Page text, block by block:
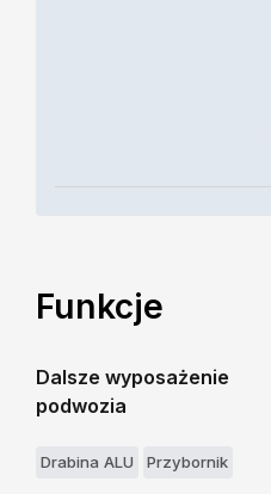
Funkcje
Dalsze wyposażenie
podwozia
Drabina ALU Przybornik